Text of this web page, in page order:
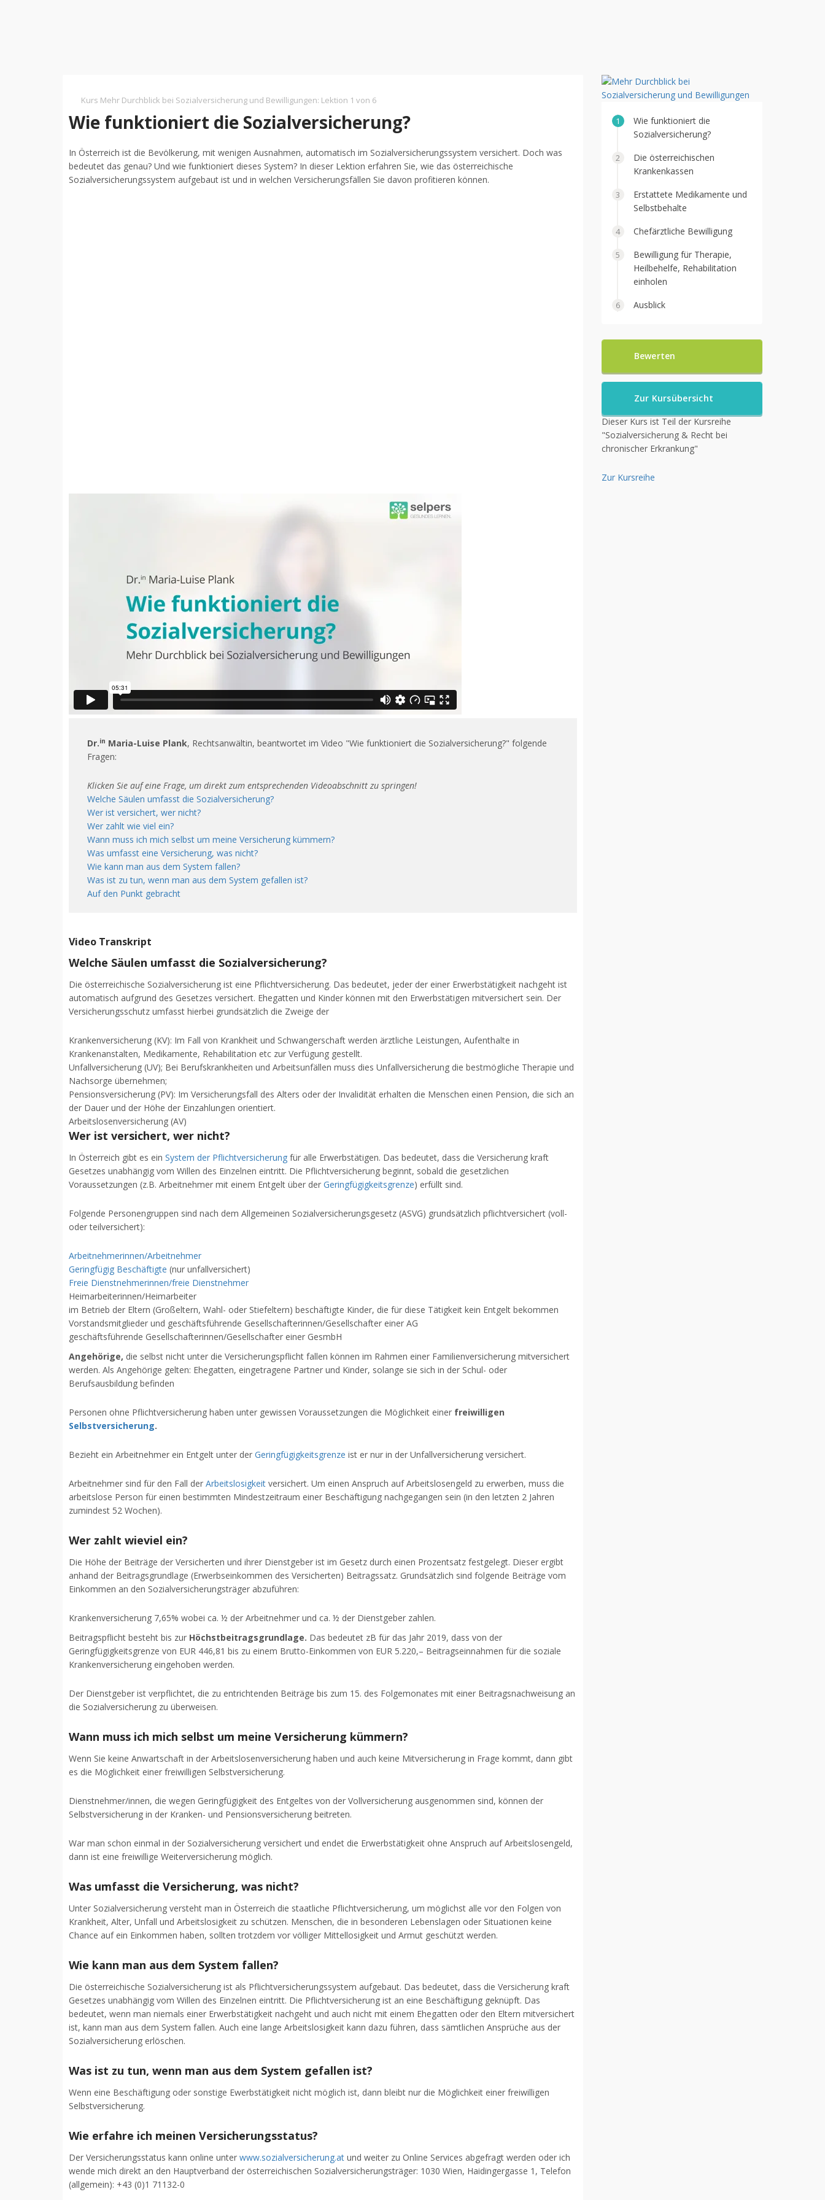
Kurs Mehr Durchblick bei Sozialversicherung und Bewilligungen: Lektion 1 von 6
Wie funktioniert die Sozialversicherung?
In Österreich ist die Bevölkerung, mit wenigen Ausnahmen, automatisch im Sozialversicherungssystem versichert. Doch was
bedeutet das genau? Und wie funktioniert dieses System? In dieser Lektion erfahren Sie, wie das österreichische
Sozialversicherungssystem aufgebaut ist und in welchen Versicherungsfällen Sie davon profitieren können.
Dr.in Maria-Luise Plank, Rechtsanwältin, beantwortet im Video "Wie funktioniert die Sozialversicherung?" folgende
Fragen:
Klicken Sie auf eine Frage, um direkt zum entsprechenden Videoabschnitt zu springen!
Welche Säulen umfasst die Sozialversicherung?
Wer ist versichert, wer nicht?
Wer zahlt wie viel ein?
Wann muss ich mich selbst um meine Versicherung kümmern?
Was umfasst eine Versicherung, was nicht?
Wie kann man aus dem System fallen?
Was ist zu tun, wenn man aus dem System gefallen ist?
Auf den Punkt gebracht
Video Transkript
Welche Säulen umfasst die Sozialversicherung?
Die österreichische Sozialversicherung ist eine Pflichtversicherung. Das bedeutet, jeder der einer Erwerbstätigkeit nachgeht ist
automatisch aufgrund des Gesetzes versichert. Ehegatten und Kinder können mit den Erwerbstätigen mitversichert sein. Der
Versicherungsschutz umfasst hierbei grundsätzlich die Zweige der
Krankenversicherung (KV): Im Fall von Krankheit und Schwangerschaft werden ärztliche Leistungen, Aufenthalte in
Krankenanstalten, Medikamente, Rehabilitation etc zur Verfügung gestellt.
Unfallversicherung (UV); Bei Berufskrankheiten und Arbeitsunfällen muss dies Unfallversicherung die bestmögliche Therapie und
Nachsorge übernehmen;
Pensionsversicherung (PV): Im Versicherungsfall des Alters oder der Invalidität erhalten die Menschen einen Pension, die sich an
der Dauer und der Höhe der Einzahlungen orientiert.
Arbeitslosenversicherung (AV)
Wer ist versichert, wer nicht?
In Österreich gibt es ein System der Pflichtversicherung für alle Erwerbstätigen. Das bedeutet, dass die Versicherung kraft
Gesetzes unabhängig vom Willen des Einzelnen eintritt. Die Pflichtversicherung beginnt, sobald die gesetzlichen
Voraussetzungen (z.B. Arbeitnehmer mit einem Entgelt über der Geringfügigkeitsgrenze) erfüllt sind.
Folgende Personengruppen sind nach dem Allgemeinen Sozialversicherungsgesetz (ASVG) grundsätzlich pflichtversichert (voll-
oder teilversichert):
Arbeitnehmerinnen/Arbeitnehmer
Geringfügig Beschäftigte (nur unfallversichert)
Freie Dienstnehmerinnen/freie Dienstnehmer
Heimarbeiterinnen/Heimarbeiter
im Betrieb der Eltern (Großeltern, Wahl- oder Stiefeltern) beschäftigte Kinder, die für diese Tätigkeit kein Entgelt bekommen
Vorstandsmitglieder und geschäftsführende Gesellschafterinnen/Gesellschafter einer AG
geschäftsführende Gesellschafterinnen/Gesellschafter einer GesmbH
Angehörige, die selbst nicht unter die Versicherungspflicht fallen können im Rahmen einer Familienversicherung mitversichert
werden. Als Angehörige gelten: Ehegatten, eingetragene Partner und Kinder, solange sie sich in der Schul- oder
Berufsausbildung befinden
Personen ohne Pflichtversicherung haben unter gewissen Voraussetzungen die Möglichkeit einer freiwilligen
Selbstversicherung.
Bezieht ein Arbeitnehmer ein Entgelt unter der Geringfügigkeitsgrenze ist er nur in der Unfallversicherung versichert.
Arbeitnehmer sind für den Fall der Arbeitslosigkeit versichert. Um einen Anspruch auf Arbeitslosengeld zu erwerben, muss die
arbeitslose Person für einen bestimmten Mindestzeitraum einer Beschäftigung nachgegangen sein (in den letzten 2 Jahren
zumindest 52 Wochen).
Wer zahlt wieviel ein?
Die Höhe der Beiträge der Versicherten und ihrer Dienstgeber ist im Gesetz durch einen Prozentsatz festgelegt. Dieser ergibt
anhand der Beitragsgrundlage (Erwerbseinkommen des Versicherten) Beitragssatz. Grundsätzlich sind folgende Beiträge vom
Einkommen an den Sozialversicherungsträger abzuführen:
Krankenversicherung 7,65% wobei ca. ½ der Arbeitnehmer und ca. ½ der Dienstgeber zahlen.
Beitragspflicht besteht bis zur Höchstbeitragsgrundlage. Das bedeutet zB für das Jahr 2019, dass von der
Geringfügigkeitsgrenze von EUR 446,81 bis zu einem Brutto-Einkommen von EUR 5.220,– Beitragseinnahmen für die soziale
Krankenversicherung eingehoben werden.
Der Dienstgeber ist verpflichtet, die zu entrichtenden Beiträge bis zum 15. des Folgemonates mit einer Beitragsnachweisung an
die Sozialversicherung zu überweisen.
Wann muss ich mich selbst um meine Versicherung kümmern?
Wenn Sie keine Anwartschaft in der Arbeitslosenversicherung haben und auch keine Mitversicherung in Frage kommt, dann gibt
es die Möglichkeit einer freiwilligen Selbstversicherung.
Dienstnehmer/innen, die wegen Geringfügigkeit des Entgeltes von der Vollversicherung ausgenommen sind, können der
Selbstversicherung in der Kranken- und Pensionsversicherung beitreten.
War man schon einmal in der Sozialversicherung versichert und endet die Erwerbstätigkeit ohne Anspruch auf Arbeitslosengeld,
dann ist eine freiwillige Weiterversicherung möglich.
Was umfasst die Versicherung, was nicht?
Unter Sozialversicherung versteht man in Österreich die staatliche Pflichtversicherung, um möglichst alle vor den Folgen von
Krankheit, Alter, Unfall und Arbeitslosigkeit zu schützen. Menschen, die in besonderen Lebenslagen oder Situationen keine
Chance auf ein Einkommen haben, sollten trotzdem vor völliger Mittellosigkeit und Armut geschützt werden.
Wie kann man aus dem System fallen?
Die österreichische Sozialversicherung ist als Pflichtversicherungssystem aufgebaut. Das bedeutet, dass die Versicherung kraft
Gesetzes unabhängig vom Willen des Einzelnen eintritt. Die Pflichtversicherung ist an eine Beschäftigung geknüpft. Das
bedeutet, wenn man niemals einer Erwerbstätigkeit nachgeht und auch nicht mit einem Ehegatten oder den Eltern mitversichert
ist, kann man aus dem System fallen. Auch eine lange Arbeitslosigkeit kann dazu führen, dass sämtlichen Ansprüche aus der
Sozialversicherung erlöschen.
Was ist zu tun, wenn man aus dem System gefallen ist?
Wenn eine Beschäftigung oder sonstige Ewerbstätigkeit nicht möglich ist, dann bleibt nur die Möglichkeit einer freiwilligen
Selbstversicherung.
Wie erfahre ich meinen Versicherungsstatus?
Der Versicherungsstatus kann online unter www.sozialversicherung.at und weiter zu Online Services abgefragt werden oder ich
wende mich direkt an den Hauptverband der österreichischen Sozialversicherungsträger: 1030 Wien, Haidingergasse 1, Telefon
(allgemein): +43 (0)1 71132-0
Wie funktioniert die
Sozialversicherung?
Die österreichischen
Krankenkassen
Erstattete Medikamente und
Selbstbehalte
Chefärztliche Bewilligung
Bewilligung für Therapie,
Heilbehelfe, Rehabilitation
einholen
Ausblick
Bewerten
Zur Kursübersicht
Dieser Kurs ist Teil der Kursreihe
"Sozialversicherung & Recht bei
chronischer Erkrankung"
Zur Kursreihe